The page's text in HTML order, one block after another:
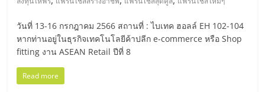
ขยาย
สา
ขา
วันที่ 13-16 กรกฎาคม 2566 สถานที่ : ไบเทค ฮอลล์ EH 102-104
หากท่านอยู่ในธุรกิจเทคโนโลยีค้าปลีก e-commerce หรือ Shop
fitting งาน ASEAN Retail ปีที่ 8
Read more